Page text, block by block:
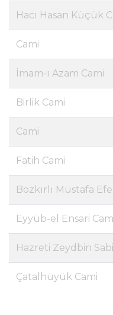
Hacı Hasan Küçük
Cami
İmam-ı Azam Cami
Birlik Cami
Cami
Fatih Cami
Bozkırlı Mustafa
Eyyüb-el Ensari
Hazreti Zeydbin
Çatalhüyük Cami